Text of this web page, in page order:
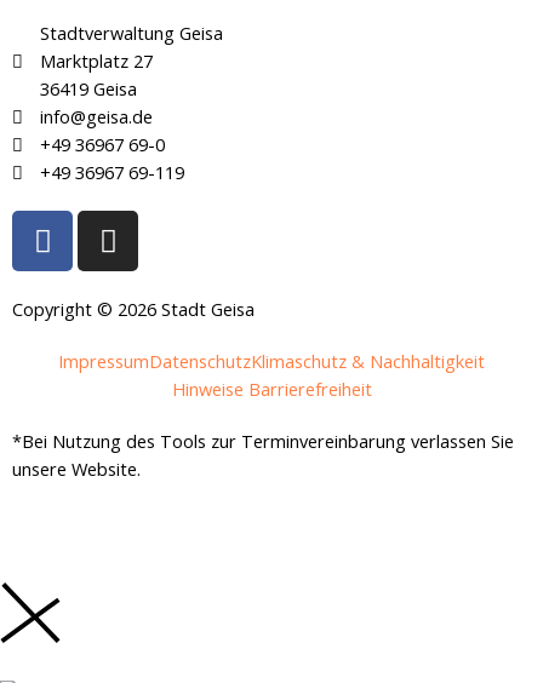
Stadtverwaltung Geisa
Marktplatz 27
36419 Geisa
info@geisa.de
+49 36967 69-0
+49 36967 69-119
F
a
c
e
k
-
I
n
s
t
g
a
m
Copyright © 2026 Stadt Geisa
ImpressumDatenschutzKlimaschutz & Nachhaltigkeit
Hinweise Barrierefreiheit
*Bei Nutzung des Tools zur Terminvereinbarung verlassen Sie
unsere Website.